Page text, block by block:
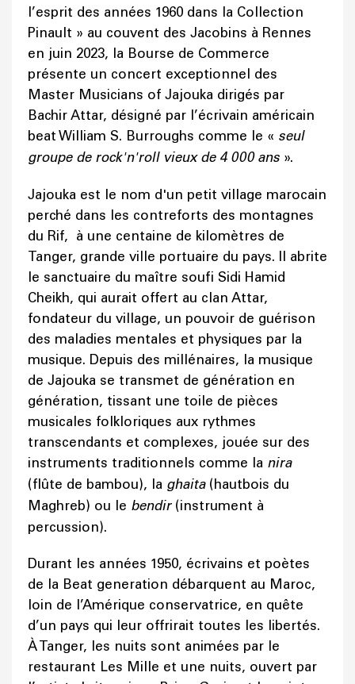
l’esprit des années 1960 dans la Collection
Pinault » au couvent des Jacobins à Rennes
en juin 2023, la Bourse de Commerce
présente un concert exceptionnel des
Master Musicians of Jajouka dirigés par
Bachir Attar, désigné par l’écrivain américain
beat William S. Burroughs comme le « seul
groupe de rock'n'roll vieux de 4 000 ans ».
Jajouka est le nom d'un petit village marocain
perché dans les contreforts des montagnes
du Rif, à une centaine de kilomètres de
Tanger, grande ville portuaire du pays. Il abrite
le sanctuaire du maître soufi Sidi Hamid
Cheikh, qui aurait offert au clan Attar,
fondateur du village, un pouvoir de guérison
des maladies mentales et physiques par la
musique. Depuis des millénaires, la musique
de Jajouka se transmet de génération en
génération, tissant une toile de pièces
musicales folkloriques aux rythmes
transcendants et complexes, jouée sur des
instruments traditionnels comme la nira
(flûte de bambou), la ghaita (hautbois du
Maghreb) ou le bendir (instrument à
percussion).
Durant les années 1950, écrivains et poètes
de la Beat generation débarquent au Maroc,
loin de l’Amérique conservatrice, en quête
d’un pays qui leur offrirait toutes les libertés.
À Tanger, les nuits sont animées par le
restaurant Les Mille et une nuits, ouvert par